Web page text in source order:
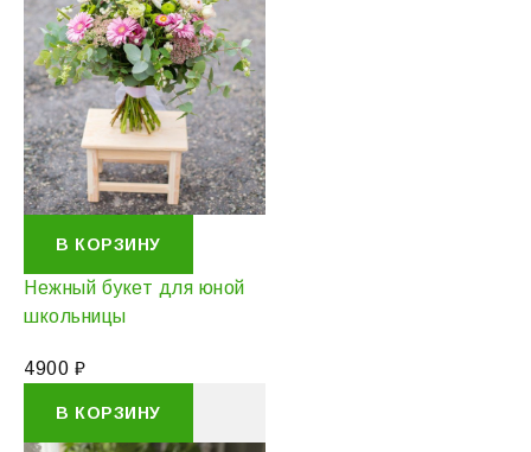
В КОРЗИНУ
Нежный букет для юной
школьницы
4900 ₽
В КОРЗИНУ